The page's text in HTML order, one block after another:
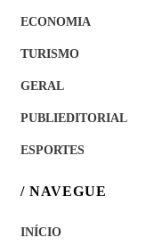
ECONOMIA
TURISMO
GERAL
PUBLIEDITORIAL
ESPORTES
/ NAVEGUE
INÍCIO